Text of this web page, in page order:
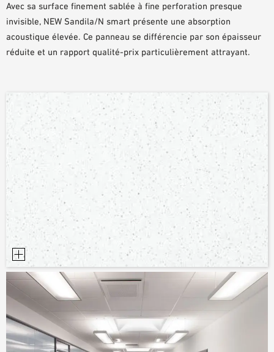
DOCUMENTS D’AIDE À LA PLANIFICATION
VIDÉOS
Avec sa surface finement sablée à fine perforation presque
invisible, NEW Sandila/N smart présente une absorption
acoustique élevée. Ce panneau se différencie par son épaisseur
réduite et un rapport qualité-prix particulièrement attrayant.